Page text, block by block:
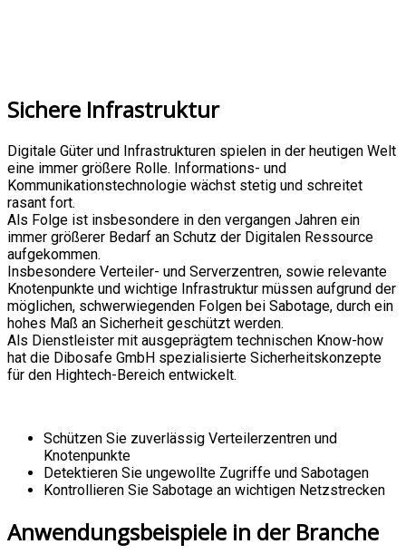
Sichere Infrastruktur
Digitale Güter und Infrastrukturen spielen in der heutigen Welt
eine immer größere Rolle. Informations- und
Kommunikationstechnologie wächst stetig und schreitet
rasant fort.
Als Folge ist insbesondere in den vergangen Jahren ein
immer größerer Bedarf an Schutz der Digitalen Ressource
aufgekommen.
Insbesondere Verteiler- und Serverzentren, sowie relevante
Knotenpunkte und wichtige Infrastruktur müssen aufgrund der
möglichen, schwerwiegenden Folgen bei Sabotage, durch ein
hohes Maß an Sicherheit geschützt werden.
Als Dienstleister mit ausgeprägtem technischen Know-how
hat die Dibosafe GmbH spezialisierte Sicherheitskonzepte
für den Hightech-Bereich entwickelt.
Schützen Sie zuverlässig Verteilerzentren und
Knotenpunkte
Detektieren Sie ungewollte Zugriffe und Sabotagen
Kontrollieren Sie Sabotage an wichtigen Netzstrecken
Anwendungsbeispiele in der Branche